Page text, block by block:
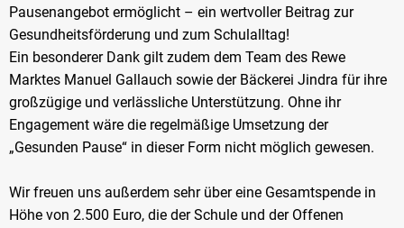
Pausenangebot ermöglicht – ein wertvoller Beitrag zur
Gesundheitsförderung und zum Schulalltag!
Ein besonderer Dank gilt zudem dem Team des Rewe
Marktes Manuel Gallauch sowie der Bäckerei Jindra für ihre
großzügige und verlässliche Unterstützung. Ohne ihr
Engagement wäre die regelmäßige Umsetzung der
„Gesunden Pause“ in dieser Form nicht möglich gewesen.
Wir freuen uns außerdem sehr über eine Gesamtspende in
Höhe von 2.500 Euro, die der Schule und der Offenen